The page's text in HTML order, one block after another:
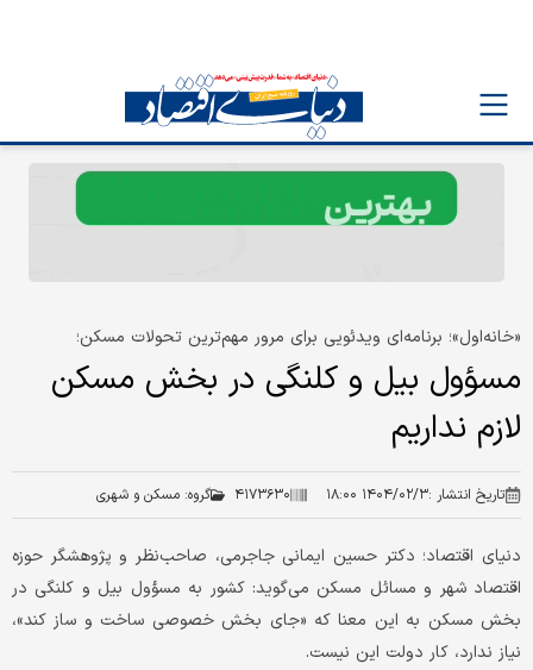
«خانه‌اول»؛ برنامه‌ای ویدئویی برای مرور مهم‌ترین تحولات مسکن؛
مسؤول بیل و کلنگی در بخش مسکن
لازم نداریم
تاریخ انتشار :۱۴۰۴/۰۲/۳ ۱۸:۰۰ ۴۱۷۳۶۳۰ گروه: مسکن و شهری
دنیای اقتصاد؛ دکتر حسین ایمانی جاجرمی، صاحب‌نظر و پژوهشگر حوزه
اقتصاد شهر و مسائل مسکن می‌گوید: کشور به مسؤول بیل و کلنگی در
بخش مسکن به این معنا که «جای بخش خصوصی ساخت و ساز کند»،
نیاز ندارد، کار دولت این نیست.